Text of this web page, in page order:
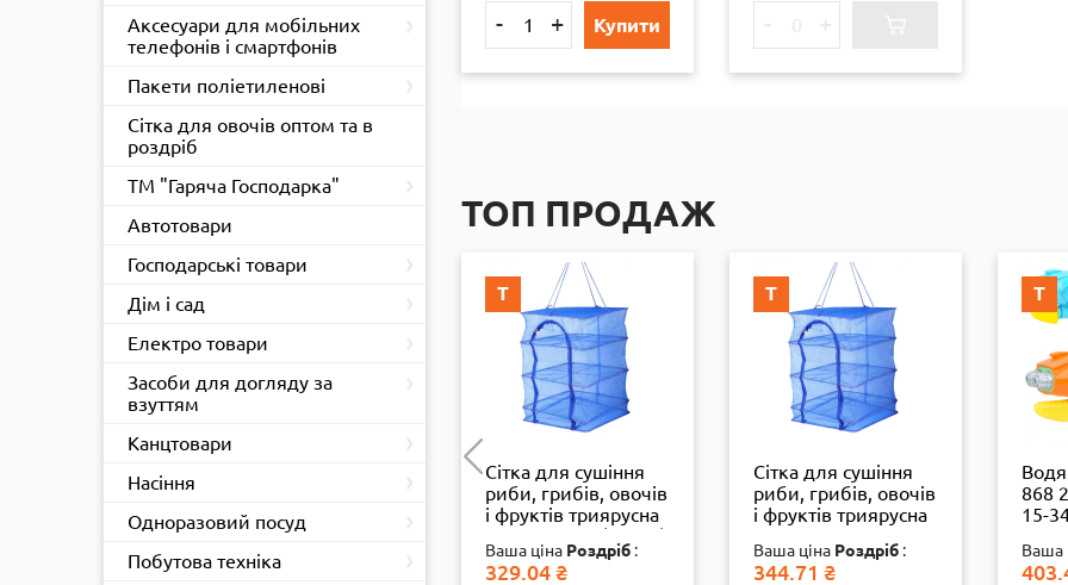
Аксесуари для мобільних
телефонів і смартфонів
Пакети поліетиленові
Сітка для овочів оптом та в
роздріб
ТМ "Гаряча Господарка"
Автотовари
Господарські товари
Дім і сад
Електро товари
Засоби для догляду за
взуттям
Канцтовари
Насіння
Одноразовий посуд
Побутова техніка
- + Купити
ТОП ПРОДАЖ
(звичайні)
Ваша ціна
15.35₴
Т
Сітка для сушіння
риби, грибів, овочів
і фруктів триярусна
40*40*60 см (13286)
Ваша ціна Роздріб :
329.04 ₴
Т
Сітка для сушіння
риби, грибів, овочів
і фруктів триярусна
(35892)
Ваша ціна Роздріб :
344.71 ₴
Т
868
15-
Ваша